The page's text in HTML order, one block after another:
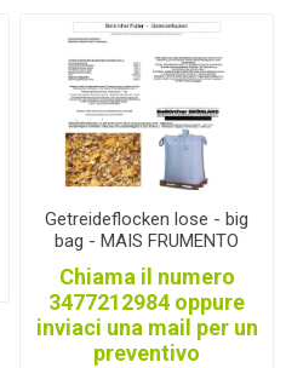
Getreideflocken lose - big
bag - MAIS FRUMENTO
ORZO - Mangime per
vacche da latte conforme
alle norme per la produzione
di latte da TRENTINGRANA
Chiama il numero
3477212984 oppure
inviaci una mail per un
preventivo